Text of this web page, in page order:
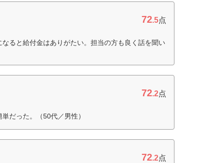
72.5点
ると給付金はありがたい。担当の方も良く話を聞い
72.2点
だった。（50代／男性）
72.2点